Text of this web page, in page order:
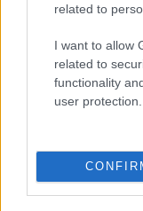
related to
I want to allow
related to
functionality
user protection.